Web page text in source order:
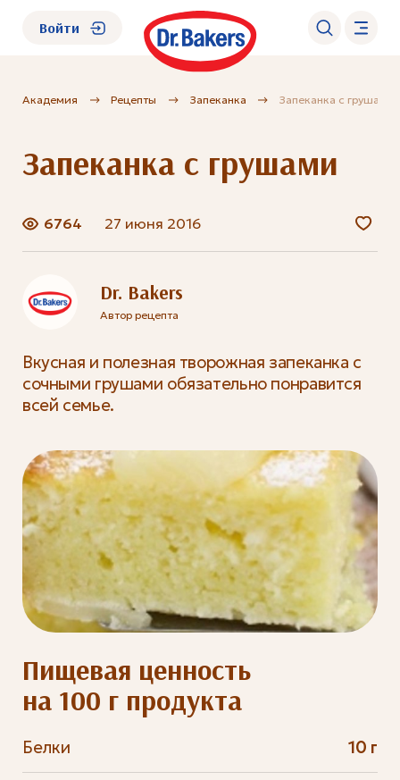
О нас
Каталог
Академия
Войти
Академия Рецепты Запеканка Запеканка с грушами
Запеканка с грушами
6764 27 июня 2016
Dr. Bakers
Автор рецепта
Вкусная и полезная творожная запеканка с
сочными грушами обязательно понравится
всей семье.
Пищевая ценность
на 100 г продукта
Белки 10 г